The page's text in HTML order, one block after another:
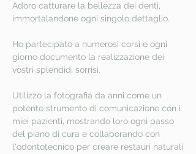
Adoro catturare la bellezza dei denti,
immortalandone ogni singolo dettaglio.
Ho partecipato a numerosi corsi e ogni
giorno documento la realizzazione dei
vostri splendidi sorrisi.
Utilizzo la fotografia da anni come un
potente strumento di comunicazione con i
miei pazienti, mostrando loro ogni passo
del piano di cura e collaborando con
l'odontotecnico per creare restauri naturali